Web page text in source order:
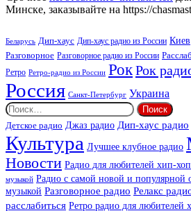
Минске, заказывайте на https://
Беларусь Дип-хаус Дип-хаус радио из России Киев
Разговорное Разговорное радио из России
Ретро Ретро-радио из России РокРок
Россия Санкт-Петербург Украина
Найти:
Детское радио Джаз радио Дип-хаус радио
Культура Лучшее клубное радио
Новости Радио для любителей хип-
музыкой Радио с самой новой и популярной
музыкой Разговорное радио Релакс
расслабиться Ретро радио для любителей